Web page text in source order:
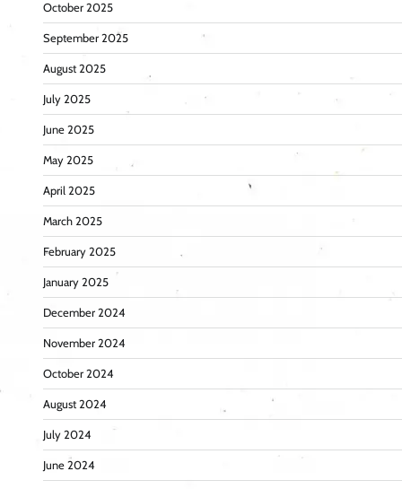
October 2025
September 2025
August 2025
July 2025
June 2025
May 2025
April 2025
March 2025
February 2025
January 2025
December 2024
November 2024
October 2024
August 2024
July 2024
June 2024